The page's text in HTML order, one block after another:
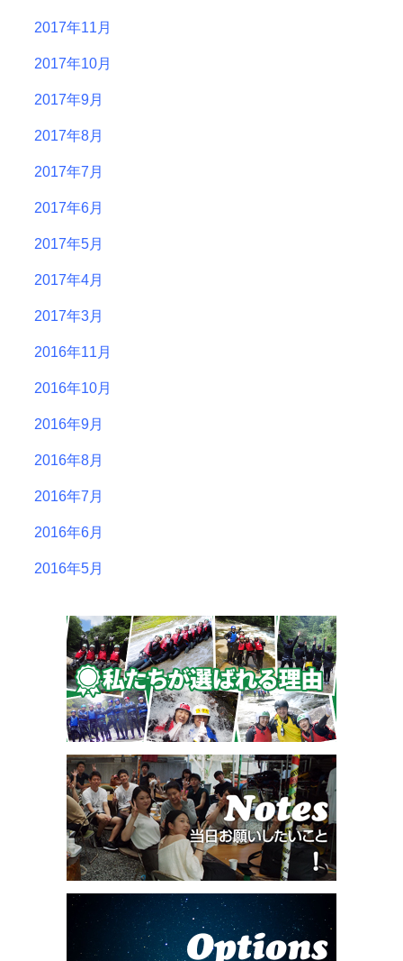
2017年11月
2017年10月
2017年9月
2017年8月
2017年7月
2017年6月
2017年5月
2017年4月
2017年3月
2016年11月
2016年10月
2016年9月
2016年8月
2016年7月
2016年6月
2016年5月